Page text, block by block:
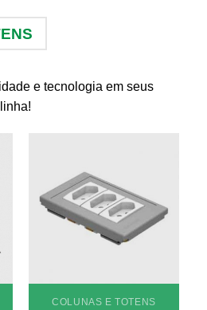
e tecnologia em seus
COLUNAS E TOTENS